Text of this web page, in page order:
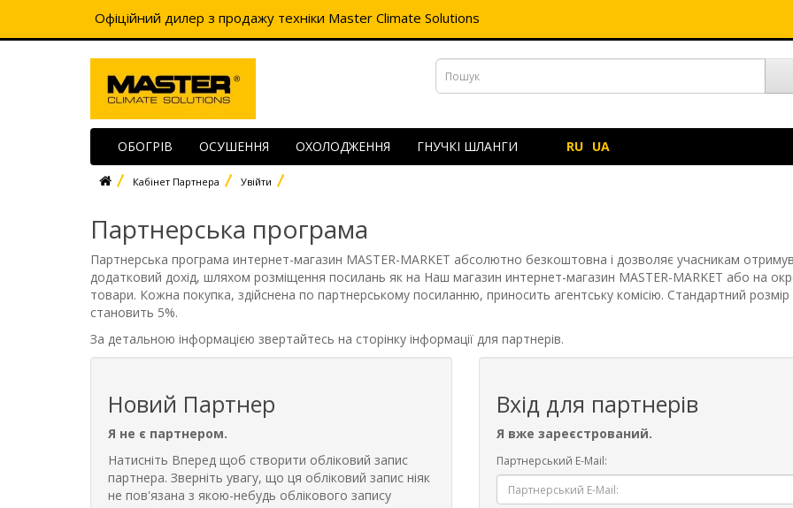
Офіційний дилер з продажу техніки Master Climate Solutions
ОБОГРІВ ОСУШЕННЯ ОХОЛОДЖЕННЯ ГНУЧКІ ШЛАНГИ RU UA
Кабінет Партнера Увійти
Партнерська програма
Партнерська програма интернет-магазин MASTER-MARKET абсолютно безкоштовна і дозволяє учасникам
додатковий дохід, шляхом розміщення посилань як на Наш магазин интернет-магазин MASTER-MARKET або на
товари. Кожна покупка, здійснена по партнерському посиланню, приносить агентську комісію. Стандартний розмір
становить 5%.
За детальною інформацією звертайтесь на сторінку інформації для партнерів.
Новий Партнер
Я не є партнером.
Натисніть Вперед щоб створити обліковий запис
партнера. Зверніть увагу, що ця обліковий запис ніяк
не пов'язана з якою-небудь облікового запису
Вхід для партнерів
Я вже зареєстрований.
Партнерський E-Mail: